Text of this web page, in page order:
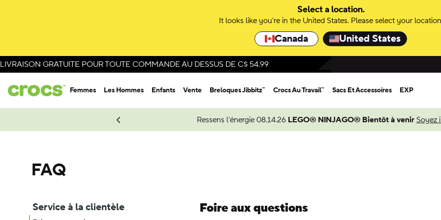
Select a location.
It looks like you're in the United States. Please select your
Canada United States
LIVRAISON GRATUITE POUR TOUTE COMMANDE AU DESSUS DE C$ 54.99
Femmes Les Hommes Enfants Vente Breloques Jibbitz™ Crocs Au Travail™ Sacs Et Accessoires EXP
Ressens l’énergie 08.14.26 LEGO® NINJAGO® Bientôt à venir Soyez
Magasinez Spider-Man
FAQ
Service à la clientèle Foire aux questions